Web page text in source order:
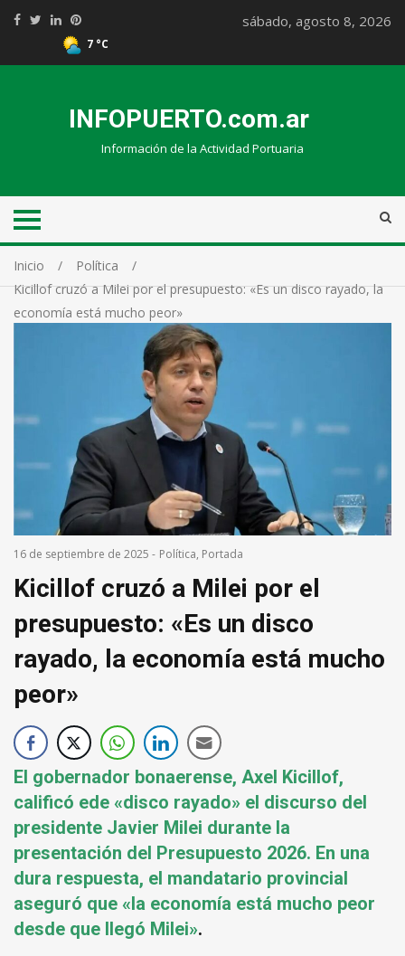
7 °C
sábado, agosto 8, 2026
INFOPUERTO.com.ar
Información de la Actividad Portuaria
Inicio
Política
Kicillof cruzó a Milei por el presupuesto: «Es un disco rayado, la
economía está mucho peor»
16 de septiembre de 2025 - Política, Portada
Kicillof cruzó a Milei por el
presupuesto: «Es un disco
rayado, la economía está mucho
peor»
El gobernador bonaerense, Axel Kicillof,
calificó ede «disco rayado» el discurso del
presidente Javier Milei durante la
presentación del Presupuesto 2026. En una
dura respuesta, el mandatario provincial
aseguró que «la economía está mucho peor
desde que llegó Milei».